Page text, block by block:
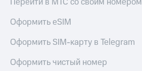
Оформить eSIM
Оформить SIM-карту в Telegram
Оформить чистый номер